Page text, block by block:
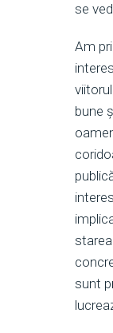
se
Am
bune
sunt